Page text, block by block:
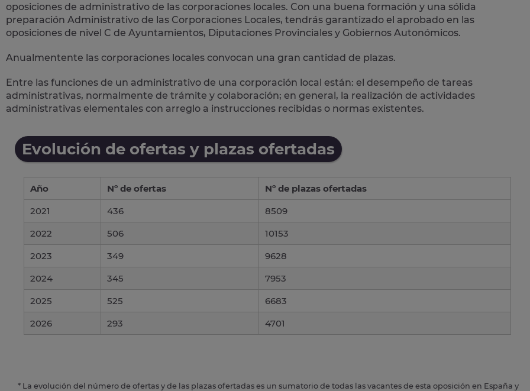
oposiciones de administrativo de las corporaciones locales. Con una buena formación y una sólida
preparación Administrativo de las Corporaciones Locales, tendrás garantizado el aprobado en las
oposiciones de nivel C de Ayuntamientos, Diputaciones Provinciales y Gobiernos Autonómicos.
Anualmentente las corporaciones locales convocan una gran cantidad de plazas.
Entre las funciones de un administrativo de una corporación local están: el desempeño de tareas
administrativas, normalmente de trámite y colaboración; en general, la realización de actividades
administrativas elementales con arreglo a instrucciones recibidas o normas existentes.
Evolución de ofertas y plazas ofertadas
Año Nº de ofertas
Nº de plazas ofertadas
2021
436
8509
2022
506
10153
2023
349
9628
2024
345
7953
2025
525
6683
2026
293 4701
* La evolución del número de ofertas y de las plazas ofertadas es un sumatorio de todas las vacantes de esta oposición en España y